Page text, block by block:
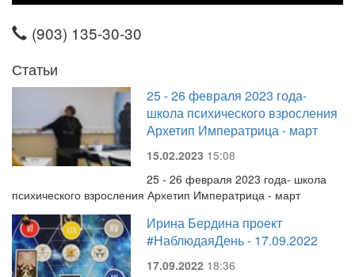
(903) 135-30-30
Статьи
25 - 26 февраля 2023 года-
школа психического взросления
Архетип Императрица - март
15.02.2023 15:08
25 - 26 февраля 2023 года- школа
психического взросления Архетип Императрица - март
Ирина Бердина проект
#НаблюдаяДень - 17.09.2022
17.09.2022 18:36